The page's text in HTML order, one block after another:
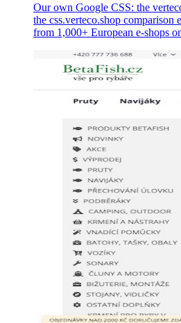
Our own Google CSS: the
the css.verteco.shop
from 1,000+ European e-shops